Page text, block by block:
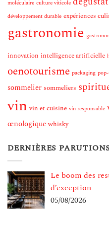
moléculaire culture viticole
développement durable expériences
gastronomie
innovation intelligence artificielle
oenotourisme packaging
sommelier sommeliers
vin vin et cuisine vin responsable
œnologique whisky
DERNIÈRES
Le boom des
d’exception
05/08/2026